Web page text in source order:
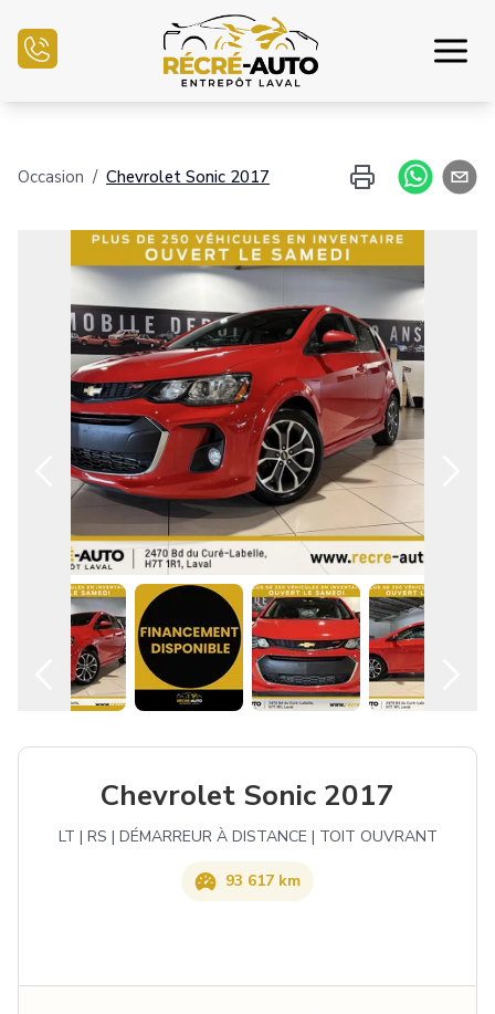
Demande de crédit
Vendre mon auto
Centre mécanique
Nous joindre
Français
Occasion / Chevrolet Sonic 2017
Chevrolet Sonic 2017
LT | RS | DÉMARREUR À DISTANCE | TOIT OUVRANT
93 617 km